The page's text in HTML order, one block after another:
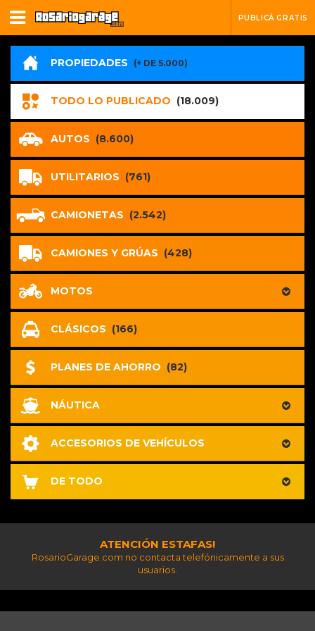
PUBLICÁ GRATIS
PROPIEDADES (+ DE 5.000)
TODO LO PUBLICADO (18.009)
AUTOS (8.600)
UTILITARIOS (761)
CAMIONETAS (2.542)
CAMIONES Y GRÚAS (428)
MOTOS
CLÁSICOS (166)
PLANES DE AHORRO (82)
NÁUTICA
ACCESORIOS DE VEHÍCULOS
DE TODO
ATENCIÓN ESTAFAS!
RosarioGarage.com no contacta telefónicamente a sus
usuarios.